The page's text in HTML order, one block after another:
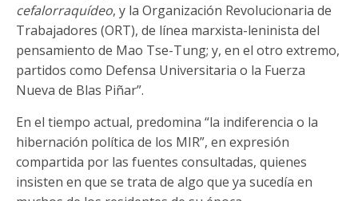
cefalorraquídeo, y la Organización Revolucionaria de
Trabajadores (ORT), de línea marxista-leninista del
pensamiento de Mao Tse-Tung; y, en el otro extremo,
partidos como Defensa Universitaria o la Fuerza
Nueva de Blas Piñar”.
En el tiempo actual, predomina “la indiferencia o la
hibernación política de los MIR”, en expresión
compartida por las fuentes consultadas, quienes
insisten en que se trata de algo que ya sucedía en